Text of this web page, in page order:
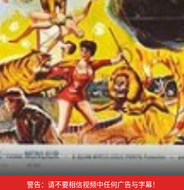
警告：请不要相信视频中任何广告与字幕！